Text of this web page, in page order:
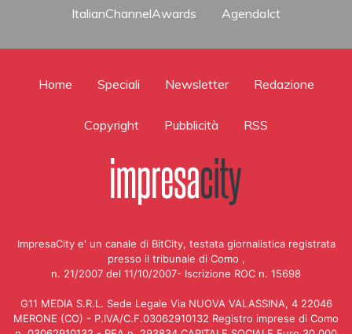
ItalianChannelAwards
AgendaIct
Home Speciali Newsletter Redazione
Copyright Pubblicità RSS
ImpresaCity e' un canale di BitCity, testata giornalistica registrata
presso il tribunale di Como ,
n. 21/2007 del 11/10/2007- Iscrizione ROC n. 15698
G11 MEDIA S.R.L. Sede Legale Via NUOVA VALASSINA, 4 22046
MERONE (CO) - P.IVA/C.F.03062910132 Registro imprese di Como